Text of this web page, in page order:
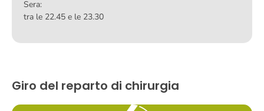
Sera:
tra le 22.45 e le 23.30
Giro del reparto di chirurgia